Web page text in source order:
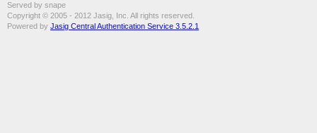
Served by snape
Copyright © 2005 - 2012 Jasig, Inc. All rights reserved.
Powered by Jasig Central Authentication Service 3.5.2.1